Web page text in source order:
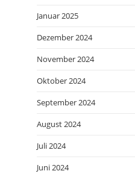
Januar 2025
Dezember 2024
November 2024
Oktober 2024
September 2024
August 2024
Juli 2024
Juni 2024